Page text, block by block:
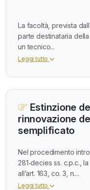
La facoltà, prevista
parte destinataria
un tecnico...
Leggi tutto
Estinzione
rinnovazione
semplificato
Nel procedimento
281‑decies ss. c.p.c.,
all’art. 163, co. 3, n....
Leggi tutto